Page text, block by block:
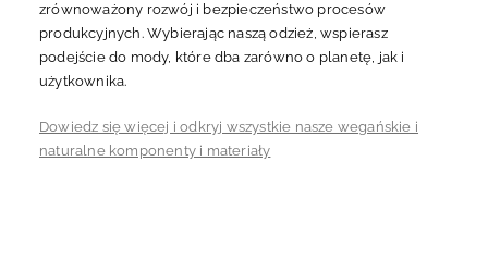
zrównoważony rozwój i bezpieczeństwo procesów
produkcyjnych. Wybierając naszą odzież, wspierasz
podejście do mody, które dba zarówno o planetę, jak i
użytkownika.
Dowiedz się więcej i odkryj wszystkie nasze wegańskie i
naturalne komponenty i materiały